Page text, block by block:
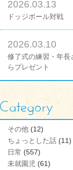
2026.03.13
ドッジボール対戦
2026.03.10
修了式の練習・年長
らプレゼント
その他 (12)
ちょっとした話 (11)
日常 (557)
未就園児 (61)